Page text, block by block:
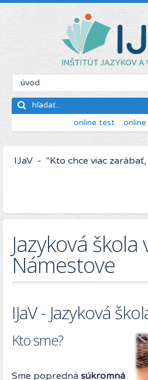
online test online
IJaV - "Kto chce viac zarábať,
Jazyková škola
Námestove
IJaV - Jazyková
Kto sme?
Sme popredná súkromná